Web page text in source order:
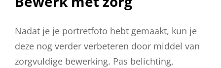
Nadat je je portretfoto hebt gemaakt, kun je
deze nog verder verbeteren door middel van
zorgvuldige bewerking. Pas belichting,